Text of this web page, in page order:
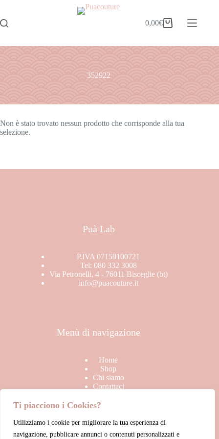
Ti piacciono i Cookies?
Utilizziamo i cookie per migliorare la tua esperienza di
navigazione, pubblicare annunci o contenuti personalizzati e
0,00€
352922
Non è stato trovato nessun prodotto che corrisponde alla tua
selezione.
Puà Lab
P.IVA 07159100721
Tel: 080 332 3008
Via Petronelli, 4 - 76011 Bisceglie (bt)
info@puacouture.it
Menù di navigazione
Home
Shop
Chi siamo
Contattaci
Link Utili